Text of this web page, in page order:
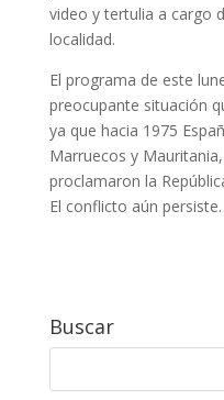
video y tertulia a cargo
localidad.
El programa de este
preocupante situación
ya que hacia 1975
Marruecos y
proclamaron la
El conflicto aún persiste.
Buscar